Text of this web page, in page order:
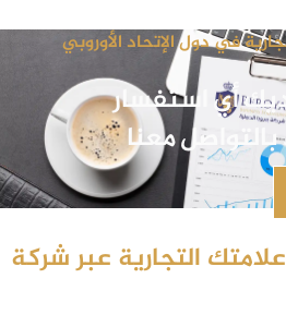
في دول الإتحاد الأوروبي
أي استفسار
بالتواصل معنا
التجارية عبر شركة